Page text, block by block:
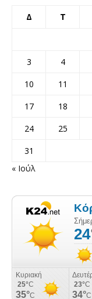
Δ Τ
3
4
10
11
17
18
24
25
31
« Ιούλ